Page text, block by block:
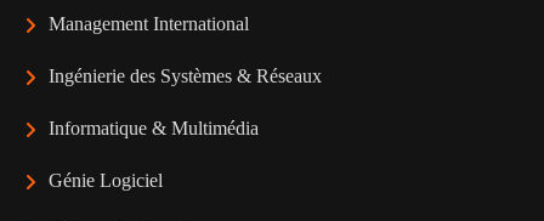
Management International
Ingénierie des Systèmes & Réseaux
Informatique & Multimédia
Génie Logiciel